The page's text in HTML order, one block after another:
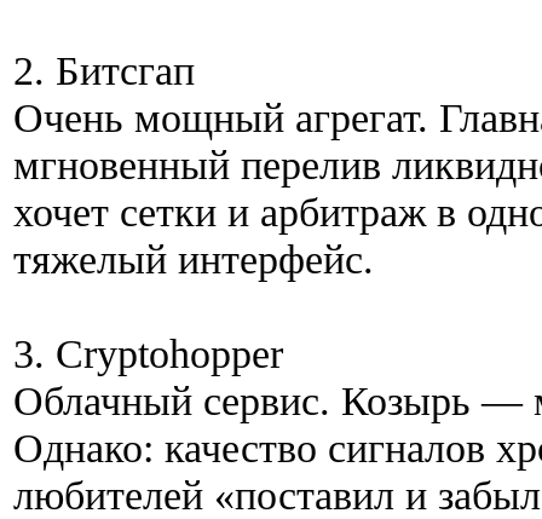
2. Битсгап
Очень мощный агрегат.
мгновенный перелив
хочет сетки и арбитраж в
тяжелый интерфейс.
3. Cryptohopper
Облачный сервис. Козырь —
Однако: качество сигналов
любителей «поставил и